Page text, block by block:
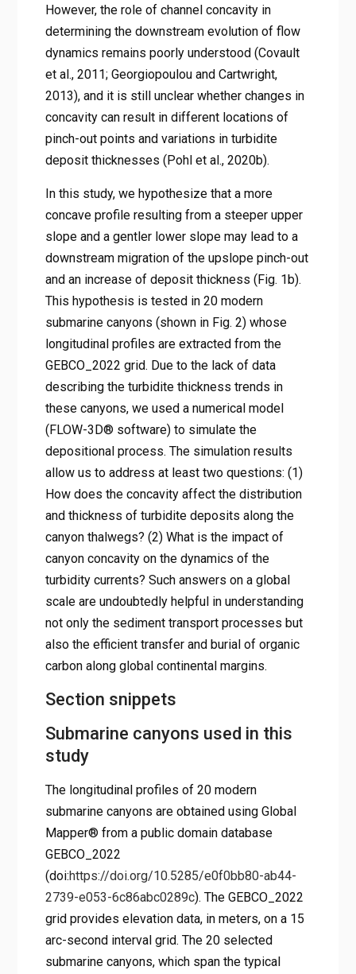
However, the role of channel concavity in
determining the downstream evolution of flow
dynamics remains poorly understood (Covault
et al., 2011; Georgiopoulou and Cartwright,
2013), and it is still unclear whether changes in
concavity can result in different locations of
pinch-out points and variations in turbidite
deposit thicknesses (Pohl et al., 2020b).
In this study, we hypothesize that a more
concave profile resulting from a steeper upper
slope and a gentler lower slope may lead to a
downstream migration of the upslope pinch-out
and an increase of deposit thickness (Fig. 1b).
This hypothesis is tested in 20 modern
submarine canyons (shown in Fig. 2) whose
longitudinal profiles are extracted from the
GEBCO_2022 grid. Due to the lack of data
describing the turbidite thickness trends in
these canyons, we used a numerical model
(FLOW-3D® software) to simulate the
depositional process. The simulation results
allow us to address at least two questions: (1)
How does the concavity affect the distribution
and thickness of turbidite deposits along the
canyon thalwegs? (2) What is the impact of
canyon concavity on the dynamics of the
turbidity currents? Such answers on a global
scale are undoubtedly helpful in understanding
not only the sediment transport processes but
also the efficient transfer and burial of organic
carbon along global continental margins.
Section snippets
Submarine canyons used in this
study
The longitudinal profiles of 20 modern
submarine canyons are obtained using Global
Mapper® from a public domain database
GEBCO_2022
(doi:https://doi.org/10.5285/e0f0bb80-ab44-
2739-e053-6c86abc0289c). The GEBCO_2022
grid provides elevation data, in meters, on a 15
arc-second interval grid. The 20 selected
submarine canyons, which span the typical